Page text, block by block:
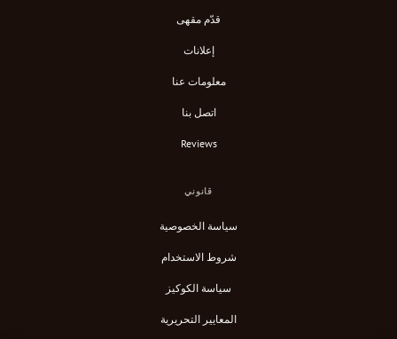
قدّم مقهى
إعلانات
معلومات عنا
اتصل بنا
Reviews
قانوني
سياسة الخصوصية
شروط الاستخدام
سياسة الكوكيز
المعايير التحريرية